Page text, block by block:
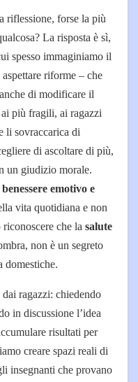
riflessione, forse la più
La risposta è sì,
spesso immaginiamo il
riforme – che
di modificare il
più fragili, ai ragazzi
li sovraccarica di
di ascoltare di più,
un giudizio morale.
benessere emotivo e
vita quotidiana e non
che la salute
non è un segreto
domestiche.
ragazzi: chiedendo
in discussione l’idea
risultati per
creare spazi reali di
insegnanti che provano